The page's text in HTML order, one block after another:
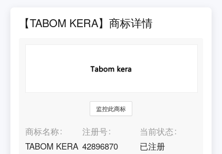
【TABOM KERA】商标详情
监控此商标
商标名称
TABOM KERA
注册号
42896870
当前状态
已注册